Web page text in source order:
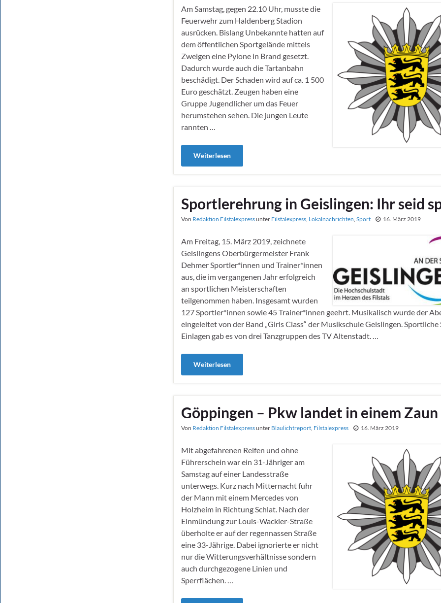
Am Samstag, gegen 22.10 Uhr, musste die
Feuerwehr zum Haldenberg Stadion
ausrücken. Bislang Unbekannte hatten auf
dem öffentlichen Sportgelände mittels
Zweigen eine Pylone in Brand gesetzt.
Dadurch wurde auch die Tartanbahn
beschädigt. Der Schaden wird auf ca. 1 500
Euro geschätzt. Zeugen haben eine
Gruppe Jugendlicher um das Feuer
herumstehen sehen. Die jungen Leute
rannten …
Weiterlesen
Sportlerehrung in Geislingen: Ihr seid
Von Redaktion Filstalexpressunter Filstalexpress, Lokalnachrichten, Sport 16. März 2019
Am Freitag, 15. März 2019, zeichnete
Geislingens Oberbürgermeister Frank
Dehmer Sportler*innen und Trainer*innen
aus, die im vergangenen Jahr erfolgreich
an sportlichen Meisterschaften
teilgenommen haben. Insgesamt wurden
127 Sportler*innen sowie 45 Trainer*innen geehrt. Musikalisch wurde der
eingeleitet von der Band „Girls Class“ der Musikschule Geislingen. Sportliche
Einlagen gab es von drei Tanzgruppen des TV Altenstadt. …
Weiterlesen
Göppingen – Pkw landet in einem Zaun
Von Redaktion Filstalexpressunter Blaulichtreport, Filstalexpress 16. März 2019
Mit abgefahrenen Reifen und ohne
Führerschein war ein 31-Jähriger am
Samstag auf einer Landesstraße
unterwegs. Kurz nach Mitternacht fuhr
der Mann mit einem Mercedes von
Holzheim in Richtung Schlat. Nach der
Einmündung zur Louis-Wackler-Straße
überholte er auf der regennassen Straße
eine 33-Jährige. Dabei ignorierte er nicht
nur die Witterungsverhältnisse sondern
auch durchgezogene Linien und
Sperrflächen. …